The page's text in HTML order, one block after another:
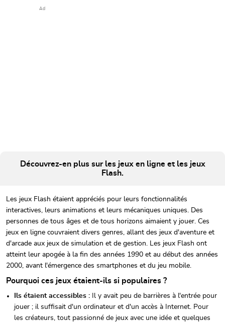
Ad
Découvrez-en plus sur les jeux en ligne et les jeux
Flash.
Les jeux Flash étaient appréciés pour leurs fonctionnalités
interactives, leurs animations et leurs mécaniques uniques. Des
personnes de tous âges et de tous horizons aimaient y jouer. Ces
jeux en ligne couvraient divers genres, allant des jeux d'aventure et
d'arcade aux jeux de simulation et de gestion. Les jeux Flash ont
atteint leur apogée à la fin des années 1990 et au début des années
2000, avant l'émergence des smartphones et du jeu mobile.
Pourquoi ces jeux étaient-ils si populaires ?
Ils étaient accessibles : Il y avait peu de barrières à l'entrée pour
jouer ; il suffisait d'un ordinateur et d'un accès à Internet. Pour
les créateurs, tout passionné de jeux avec une idée et quelques